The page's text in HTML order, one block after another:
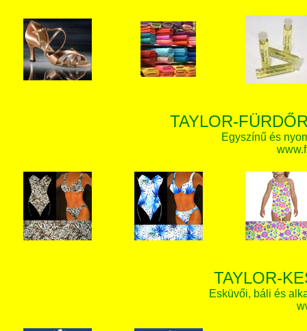
TAYLOR-
Egyszínű és
TAYLOR-
Esküvői, báli és